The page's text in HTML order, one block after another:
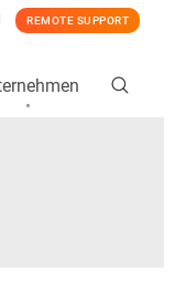
REMOTE SUPPORT